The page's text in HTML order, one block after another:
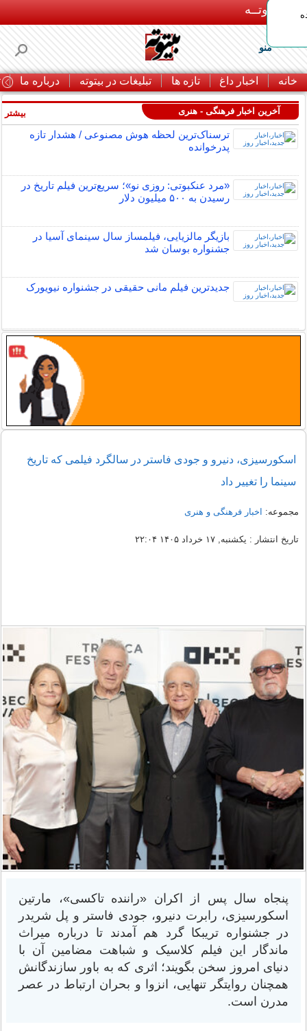
بـیتوتــه
منو
خانه اخبار داغ تازه ها تبلیغات در بیتوته درباره ما
آخرین اخبار فرهنگی - هنری
ترسناک‌ترین لحظه هوش مصنوعی / هشدار تازه
پدرخوانده
«مرد عنکبوتی: روزی نو»؛ سریع‌ترین فیلم تاریخ در
رسیدن به ۵۰۰ میلیون دلار
بازیگر مالزیایی، فیلمساز سال سینمای آسیا در
جشنواره بوسان شد
جدیدترین فیلم مانی حقیقی در جشنواره نیویورک
بیشتر
اسکورسیزی، دنیرو و جودی فاستر در سالگرد فیلمی که تاریخ
سینما را تغییر داد
مجموعه: اخبار فرهنگی و هنری
تاریخ انتشار : یکشنبه, ۱۷ خرداد ۱۴۰۵ ۲۲:۰۴
پنجاه سال پس از اکران «راننده تاکسی»، مارتین
اسکورسیزی، رابرت دنیرو، جودی فاستر و پل شریدر
در جشنواره تریبکا گرد هم آمدند تا درباره میراث
ماندگار این فیلم کلاسیک و شباهت مضامین آن با
دنیای امروز سخن بگویند؛ اثری که به باور سازندگانش
همچنان روایتگر تنهایی، انزوا و بحران ارتباط در عصر
مدرن است.